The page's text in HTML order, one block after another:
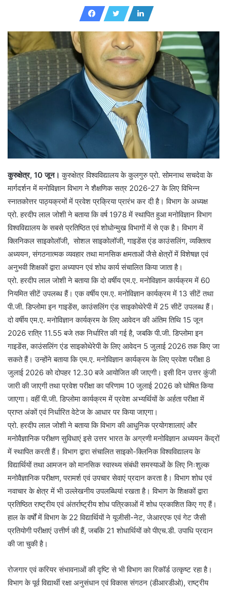
a
n
e
m
कुरुक्षेत्र, 10 जून। कुरुक्षेत्र विश्वविद्यालय के कुलगुरु प्रो. सोमनाथ सचदेवा के
मार्गदर्शन में मनोविज्ञान विभाग ने शैक्षणिक सत्र 2026-27 के लिए विभिन्न
स्नातकोत्तर पाठ्यक्रमों में प्रवेश प्रक्रिया प्रारंभ कर दी है। विभाग के अध्यक्ष
प्रो. हरदीप लाल जोशी ने बताया कि वर्ष 1978 में स्थापित हुआ मनोविज्ञान विभाग
विश्वविद्यालय के सबसे प्रतिष्ठित एवं शोधोन्मुख विभागों में से एक है। विभाग में
क्लिनिकल साइकोलॉजी, सोशल साइकोलॉजी, गाइडेंस एंड काउंसलिंग, व्यक्तित्व
अध्ययन, संगठनात्मक व्यवहार तथा मानसिक क्षमताओं जैसे क्षेत्रों में विशेषज्ञ एवं
अनुभवी शिक्षकों द्वारा अध्यापन एवं शोध कार्य संचालित किया जाता है।
प्रो. हरदीप लाल जोशी ने बताया कि दो वर्षीय एम.ए. मनोविज्ञान कार्यक्रम में 60
नियमित सीटें उपलब्ध हैं। एक वर्षीय एम.ए. मनोविज्ञान कार्यक्रम में 13 सीटें तथा
पी.जी. डिप्लोमा इन गाइडेंस, काउंसलिंग एंड साइकोथेरेपी में 25 सीटें उपलब्ध हैं।
दो वर्षीय एम.ए. मनोविज्ञान कार्यक्रम के लिए आवेदन की अंतिम तिथि 15 जून
2026 रात्रि 11.55 बजे तक निर्धारित की गई है, जबकि पी.जी. डिप्लोमा इन
गाइडेंस, काउंसलिंग एंड साइकोथेरेपी के लिए आवेदन 5 जुलाई 2026 तक किए जा
सकते हैं। उन्होंने बताया कि एम.ए. मनोविज्ञान कार्यक्रम के लिए प्रवेश परीक्षा 8
जुलाई 2026 को दोपहर 12.30 बजे आयोजित की जाएगी। इसी दिन उत्तर कुंजी
जारी की जाएगी तथा प्रवेश परीक्षा का परिणाम 10 जुलाई 2026 को घोषित किया
जाएगा। वहीं पी.जी. डिप्लोमा कार्यक्रम में प्रवेश अभ्यर्थियों के अर्हता परीक्षा में
प्राप्त अंकों एवं निर्धारित वेटेज के आधार पर किया जाएगा।
प्रो. हरदीप लाल जोशी ने बताया कि विभाग की आधुनिक प्रयोगशालाएं और
मनोवैज्ञानिक परीक्षण सुविधाएं इसे उत्तर भारत के अग्रणी मनोविज्ञान अध्ययन केंद्रों
में स्थापित करती हैं। विभाग द्वारा संचालित साइको-क्लिनिक विश्वविद्यालय के
विद्यार्थियों तथा आमजन को मानसिक स्वास्थ्य संबंधी समस्याओं के लिए निःशुल्क
मनोवैज्ञानिक परीक्षण, परामर्श एवं उपचार सेवाएं प्रदान करता है। विभाग शोध एवं
नवाचार के क्षेत्र में भी उल्लेखनीय उपलब्धियां रखता है। विभाग के शिक्षकों द्वारा
प्रतिष्ठित राष्ट्रीय एवं अंतर्राष्ट्रीय शोध पत्रिकाओं में शोध प्रकाशित किए गए हैं।
हाल के वर्षों में विभाग के 22 विद्यार्थियों ने यूजीसी-नेट, जेआरएफ एवं गेट जैसी
प्रतियोगी परीक्षाएं उत्तीर्ण की हैं, जबकि 21 शोधार्थियों को पीएच.डी. उपाधि प्रदान
की जा चुकी है।
रोजगार एवं करियर संभावनाओं की दृष्टि से भी विभाग का रिकॉर्ड उत्कृष्ट रहा है।
विभाग के पूर्व विद्यार्थी रक्षा अनुसंधान एवं विकास संगठन (डीआरडीओ), राष्ट्रीय